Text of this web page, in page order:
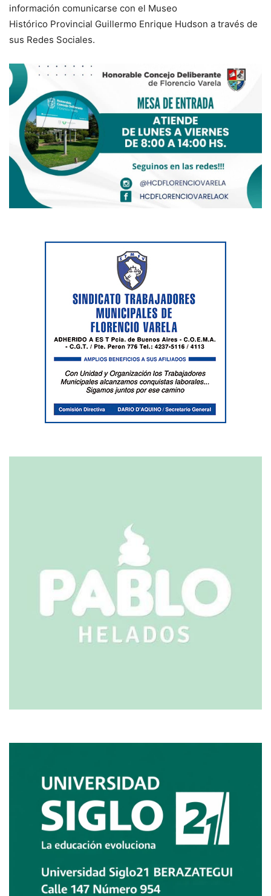
información comunicarse con el Museo
Histórico Provincial Guillermo Enrique Hudson a través de
sus Redes Sociales.